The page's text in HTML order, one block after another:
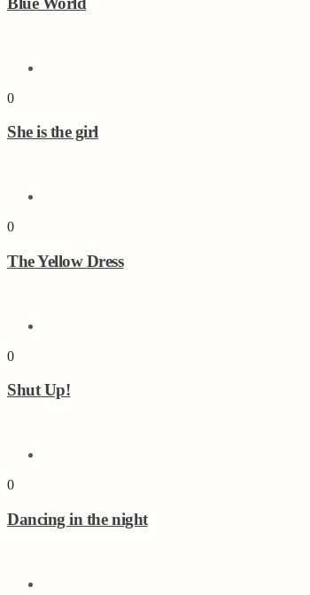
0
She is the girl
0
The Yellow Dress
0
Shut Up!
0
Dancing in the night